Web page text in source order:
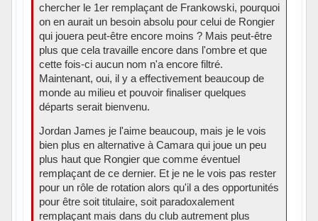
chercher le 1er remplaçant de Frankowski, pourquoi
on en aurait un besoin absolu pour celui de Rongier
qui jouera peut-être encore moins ? Mais peut-être
plus que cela travaille encore dans l'ombre et que
cette fois-ci aucun nom n'a encore filtré.
Maintenant, oui, il y a effectivement beaucoup de
monde au milieu et pouvoir finaliser quelques
départs serait bienvenu.
Jordan James je l'aime beaucoup, mais je le vois
bien plus en alternative à Camara qui joue un peu
plus haut que Rongier que comme éventuel
remplaçant de ce dernier. Et je ne le vois pas rester
pour un rôle de rotation alors qu'il a des opportunités
pour être soit titulaire, soit paradoxalement
remplaçant mais dans du club autrement plus